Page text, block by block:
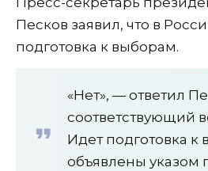
Песков заявил, что в
подготовка к выборам.
«Нет», — ответил
соответствующий
Идет подготовка
объявлены указом